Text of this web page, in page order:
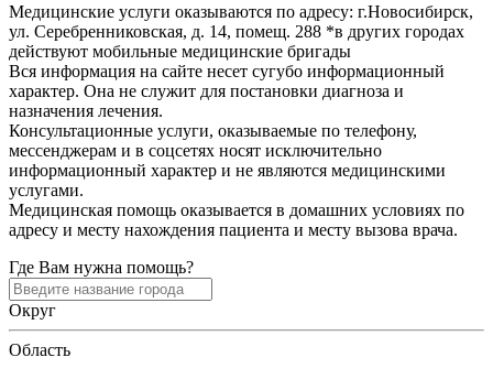
Медицинские услуги оказываются по адресу: г.Новосибирск,
ул. Серебренниковская, д. 14, помещ. 288 *в других городах
действуют мобильные медицинские бригады
Вся информация на сайте несет сугубо информационный
характер. Она не служит для постановки диагноза и
назначения лечения.
Консультационные услуги, оказываемые по телефону,
мессенджерам и в соцсетях носят исключительно
информационный характер и не являются медицинскими
услугами.
Медицинская помощь оказывается в домашних условиях по
адресу и месту нахождения пациента и месту вызова врача.
Где Вам нужна помощь?
Округ
Область